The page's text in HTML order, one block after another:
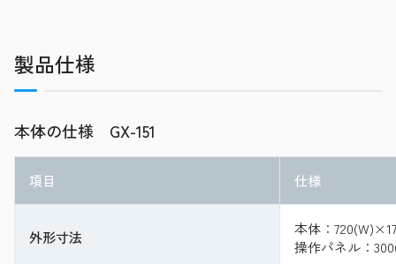
製品仕様
本体の仕様 GX-151
項目 仕様
外形寸法
本体：
操作パネル：